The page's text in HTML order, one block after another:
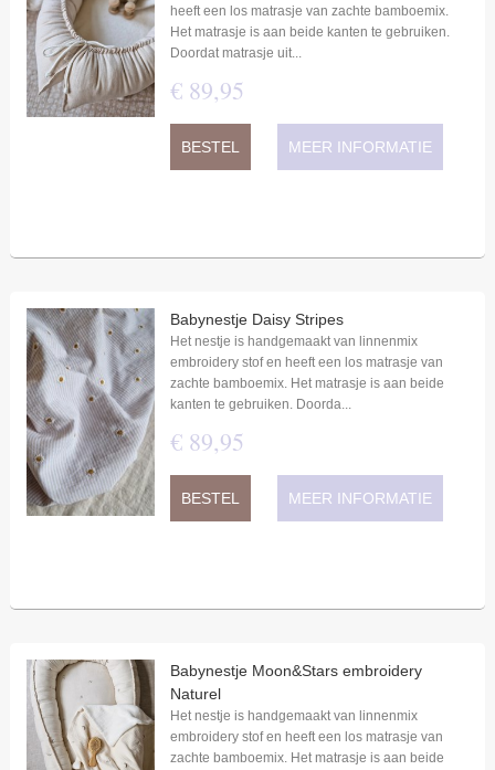
heeft een los matrasje van zachte bamboemix.
Het matrasje is aan beide kanten te gebruiken.
Doordat matrasje uit...
€ 89,95
BESTEL MEER INFORMATIE
Babynestje Daisy Stripes
Het nestje is handgemaakt van linnenmix
embroidery stof en heeft een los matrasje van
zachte bamboemix. Het matrasje is aan beide
kanten te gebruiken. Doorda...
€ 89,95
BESTEL MEER INFORMATIE
Babynestje Moon&Stars embroidery
Naturel
Het nestje is handgemaakt van linnenmix
embroidery stof en heeft een los matrasje van
zachte bamboemix. Het matrasje is aan beide